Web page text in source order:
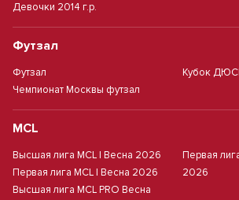
Девочки 2014 г.р.
Футзал
Футзал
Чемпионат Москвы футзал
Кубок
MCL
Высшая лига MCL | Весна 2026
Первая лига MCL | Весна 2026
Высшая лига MCL PRO Весна
Первая
2026